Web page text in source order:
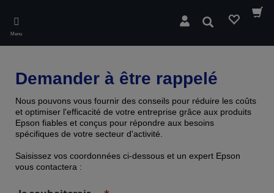
main
content
Menu
Rechercher
Demander à être rappelé
Nous pouvons vous fournir des conseils pour réduire les coûts
et optimiser l'efficacité de votre entreprise grâce aux produits
Epson fiables et conçus pour répondre aux besoins
spécifiques de votre secteur d'activité.
Saisissez vos coordonnées ci-dessous et un expert Epson
vous contactera :